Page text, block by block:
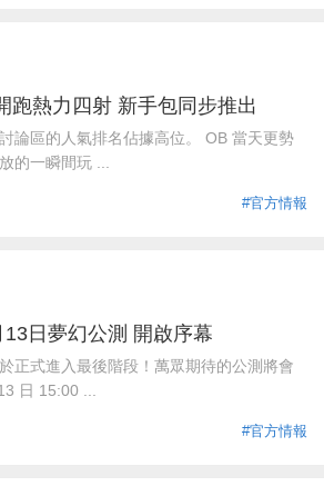
跑熱力四射 新手包同步推出
論區的人氣排名佔據高位。 OB 當天更勢
的一瞬間玩 ...
#官方情報
13日夢幻公測 開啟序幕
正式進入最後階段！萬眾期待的公測將會
日 15:00 ...
#官方情報